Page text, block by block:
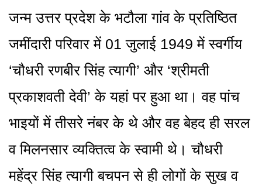
जन्म उत्तर प्रदेश के भटौला गांव के प्रतिष्ठित
जमींदारी परिवार में 01 जुलाई 1949 में स्वर्गीय
‘चौधरी रणबीर सिंह त्यागी’ और ‘श्रीमती
प्रकाशवती देवी’ के यहां पर हुआ था। वह पांच
भाइयों में तीसरे नंबर के थे और वह बेहद ही सरल
व मिलनसार व्यक्तित्व के स्वामी थे। चौधरी
महेंद्र सिंह त्यागी बचपन से ही लोगों के सुख व